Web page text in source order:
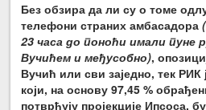
Без обзира да ли су о томе
телефони страних амбасадора
23 часа до поноћи имали пуне
Вучићем и међусобно),
Вучић или сви заједно, тек РИК
који, на основу 97,45 %
потврђују пројекције Ипсоса,